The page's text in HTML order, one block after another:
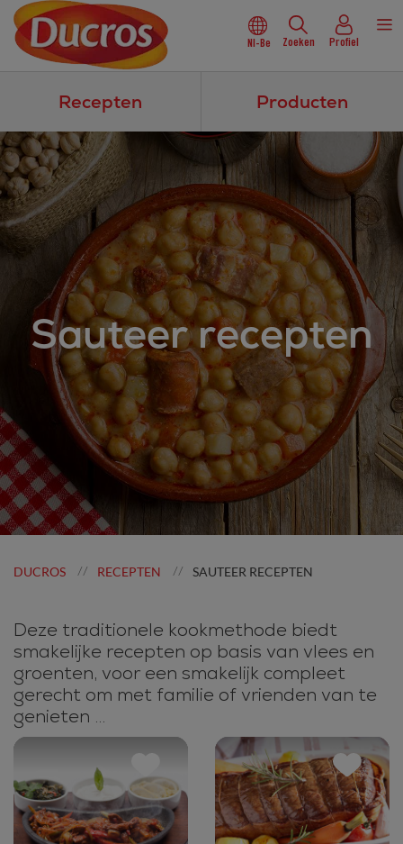
Nl-Be Zoeken Profiel
Recepten Producten
Sauteer recepten
DUCROS // RECEPTEN // SAUTEER RECEPTEN
Deze traditionele kookmethode biedt
smakelijke recepten op basis van vlees en
groenten, voor een smakelijk compleet
gerecht om met familie of vrienden van te
genieten ...